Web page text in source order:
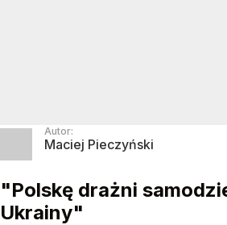
Autor:
Maciej Pieczyński
"Polskę drażni
Ukrainy"